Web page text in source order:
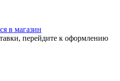
в магазин
перейдите к оформлению